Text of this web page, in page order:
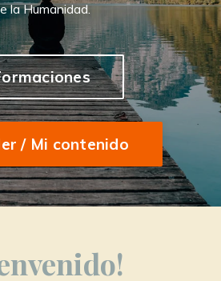
la Humanidad.
/ Mi contenido
!